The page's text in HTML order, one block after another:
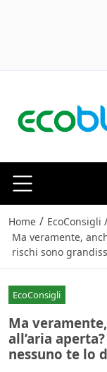
Home / EcoConsigli
Ma veramente,
rischi sono
EcoConsigli
Ma
all’aria
nessuno te lo